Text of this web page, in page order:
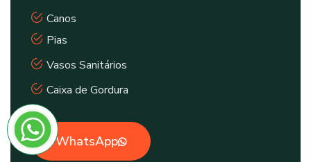
Canos
Pias
Vasos Sanitários
Caixa de Gordura
WhatsApp